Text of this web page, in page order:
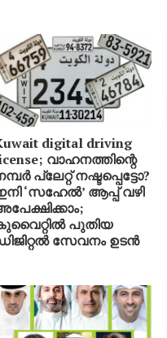
digital driving
വാഹനത്തിന്റെ
പ്ലേറ്റ് നഷ്ടപ്പെട്ടോ?
‘സഹേൽ’ ആപ്പ് വഴി
പുതിയ
സേവനം ഉടൻ